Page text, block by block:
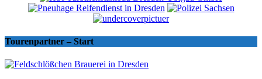
Tourenpartner – Start